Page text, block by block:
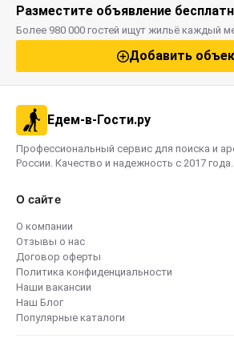
Разместите объявление
Более 980 000 гостей ищут жильё каждый
Добавить
Едем-в-Гости.ру
Профессиональный сервис для поиска и
России. Качество и надежность с 2017 года.
О сайте
О компании
Отзывы о нас
Договор оферты
Политика конфиденциальности
Наши вакансии
Наш Блог
Популярные каталоги